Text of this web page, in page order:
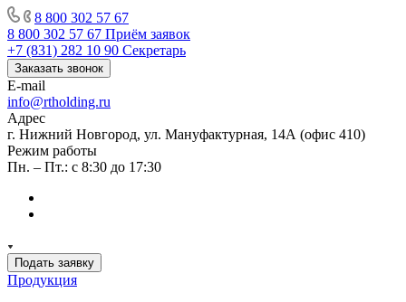
8 800 302 57 67
8 800 302 57 67 Приём заявок
+7 (831) 282 10 90 Секретарь
Заказать звонок
E-mail
info@rtholding.ru
Адрес
г. Нижний Новгород, ул. Мануфактурная, 14А (офис 410)
Режим работы
Пн. – Пт.: с 8:30 до 17:30
Подать заявку
Продукция